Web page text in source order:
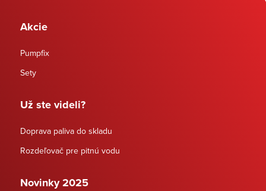
Akcie
Pumpfix
Sety
Už ste videli?
Doprava paliva do skladu
Rozdeľovač pre pitnú vodu
Novinky 2025